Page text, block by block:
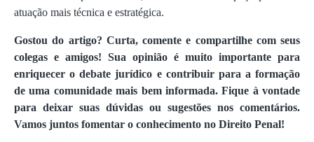
atuação mais técnica e estratégica.
Gostou do artigo? Curta, comente e compartilhe com seus
colegas e amigos! Sua opinião é muito importante para
enriquecer o debate jurídico e contribuir para a formação
de uma comunidade mais bem informada. Fique à vontade
para deixar suas dúvidas ou sugestões nos comentários.
Vamos juntos fomentar o conhecimento no Direito Penal!